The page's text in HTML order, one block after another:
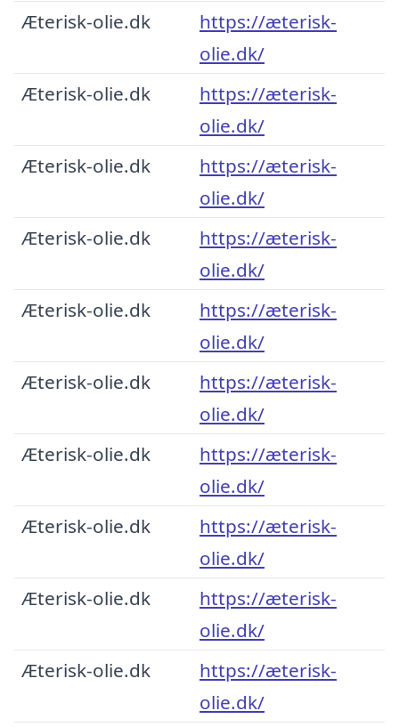
Æterisk-olie.dk
https://æterisk-
olie.dk/
Æterisk-olie.dk
https://æterisk-
olie.dk/
Æterisk-olie.dk
https://æterisk-
olie.dk/
Æterisk-olie.dk
https://æterisk-
olie.dk/
Æterisk-olie.dk
https://æterisk-
olie.dk/
Æterisk-olie.dk
https://æterisk-
olie.dk/
Æterisk-olie.dk
https://æterisk-
olie.dk/
Æterisk-olie.dk
https://æterisk-
olie.dk/
Æterisk-olie.dk
https://æterisk-
olie.dk/
Æterisk-olie.dk
https://æterisk-
olie.dk/